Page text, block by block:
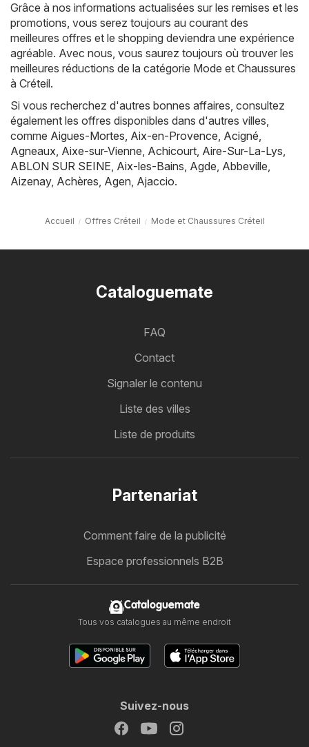
Grâce à nos informations actualisées sur les remises et les
promotions, vous serez toujours au courant des
meilleures offres et le shopping deviendra une expérience
agréable. Avec nous, vous saurez toujours où trouver les
meilleures réductions de la catégorie Mode et Chaussures
à Créteil.
Si vous recherchez d'autres bonnes affaires, consultez
également les offres disponibles dans d'autres villes,
comme Aigues-Mortes, Aix-en-Provence, Acigné,
Agneaux, Aixe-sur-Vienne, Achicourt, Aire-Sur-La-Lys,
ABLON SUR SEINE, Aix-les-Bains, Agde, Abbeville,
Aizenay, Achères, Agen, Ajaccio.
Accueil Offres Créteil Mode et Chaussures Créteil
Cataloguemate
FAQ
Contact
Signaler le contenu
Liste des villes
Liste de produits
Partenariat
Comment faire de la publicité
Espace professionnels B2B
Cataloguemate
Tous vos catalogues au même endroit
Suivez-nous